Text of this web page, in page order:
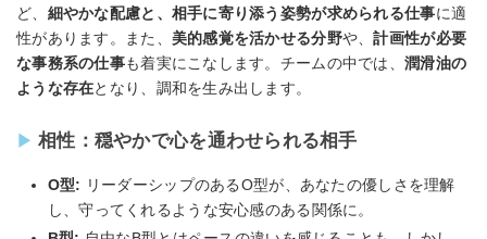
ど、 細やかな配慮と、相手に寄り添う姿勢が求められる仕事に適
性があります。また、 美的感覚を活かせる分野や、計画性が必要
な事務系の仕事も着実にこなします。チームの中では、潤滑油の
ような存在となり、調和を生み出します。
相性：穏やかで心を通わせられる相手
O型: リーダーシップのあるO型が、あなたの優しさを理解
し、守ってくれるような安心感のある関係に。